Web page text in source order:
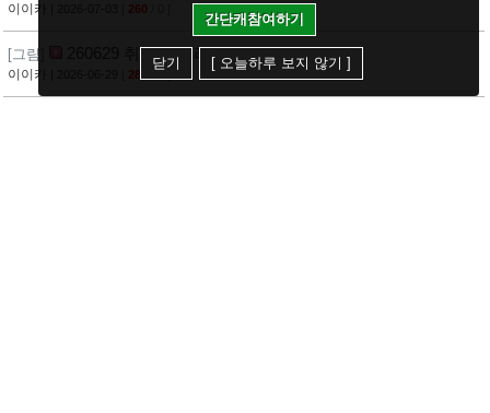
이이카 260
[그림] 260629 취미로 그리는 우드버닝
이이카 282
간단캐참여하기
닫기 [ 오늘하루 보지 않기 ]